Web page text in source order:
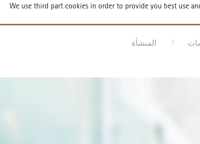
We use third part cookies in order to provide you best use
المنشأة